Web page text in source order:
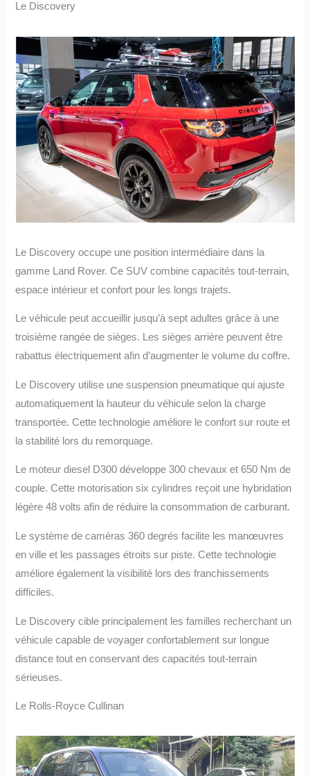
Le Discovery
Le Discovery occupe une position intermédiaire dans la
gamme Land Rover. Ce SUV combine capacités tout-terrain,
espace intérieur et confort pour les longs trajets.
Le véhicule peut accueillir jusqu’à sept adultes grâce à une
troisième rangée de sièges. Les sièges arrière peuvent être
rabattus électriquement afin d’augmenter le volume du coffre.
Le Discovery utilise une suspension pneumatique qui ajuste
automatiquement la hauteur du véhicule selon la charge
transportée. Cette technologie améliore le confort sur route et
la stabilité lors du remorquage.
Le moteur diesel D300 développe 300 chevaux et 650 Nm de
couple. Cette motorisation six cylindres reçoit une hybridation
légère 48 volts afin de réduire la consommation de carburant.
Le système de caméras 360 degrés facilite les manœuvres
en ville et les passages étroits sur piste. Cette technologie
améliore également la visibilité lors des franchissements
difficiles.
Le Discovery cible principalement les familles recherchant un
véhicule capable de voyager confortablement sur longue
distance tout en conservant des capacités tout-terrain
sérieuses.
Le Rolls-Royce Cullinan